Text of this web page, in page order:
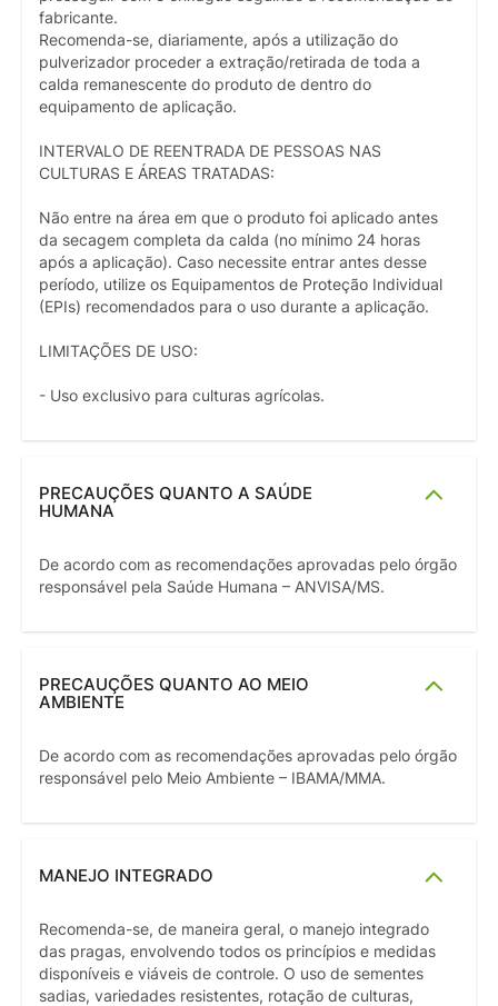
fabricante.
Recomenda-se, diariamente, após a utilização do
pulverizador proceder a extração/retirada de toda a
calda remanescente do produto de dentro do
equipamento de aplicação.
INTERVALO DE REENTRADA DE PESSOAS NAS
CULTURAS E ÁREAS TRATADAS:
Não entre na área em que o produto foi aplicado antes
da secagem completa da calda (no mínimo 24 horas
após a aplicação). Caso necessite entrar antes desse
período, utilize os Equipamentos de Proteção Individual
(EPIs) recomendados para o uso durante a aplicação.
LIMITAÇÕES DE USO:
- Uso exclusivo para culturas agrícolas.
PRECAUÇÕES QUANTO A SAÚDE
HUMANA
De acordo com as recomendações aprovadas pelo órgão
responsável pela Saúde Humana – ANVISA/MS.
PRECAUÇÕES QUANTO AO MEIO
AMBIENTE
De acordo com as recomendações aprovadas pelo órgão
responsável pelo Meio Ambiente – IBAMA/MMA.
MANEJO INTEGRADO
Recomenda-se, de maneira geral, o manejo integrado
das pragas, envolvendo todos os princípios e medidas
disponíveis e viáveis de controle. O uso de sementes
sadias, variedades resistentes, rotação de culturas,